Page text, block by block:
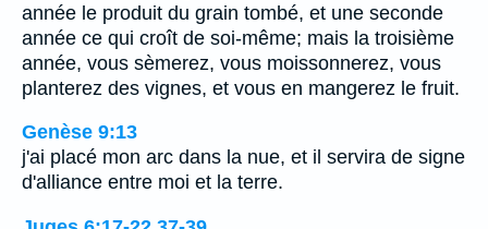
année le produit du grain tombé, et une seconde
année ce qui croît de soi-même; mais la troisième
année, vous sèmerez, vous moissonnerez, vous
planterez des vignes, et vous en mangerez le fruit.
Genèse 9:13
j'ai placé mon arc dans la nue, et il servira de signe
d'alliance entre moi et la terre.